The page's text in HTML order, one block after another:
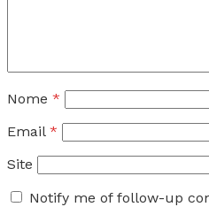
Nome *
Email *
Site
Notify me of follow-up